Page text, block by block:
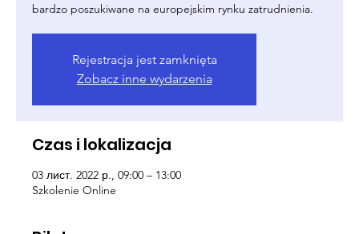
bardzo poszukiwane na europejskim rynku zatrudnienia.
Rejestracja jest zamknięta
Zobacz inne wydarzenia
Czas i lokalizacja
03 лист. 2022 р., 09:00 – 13:00
Szkolenie Online